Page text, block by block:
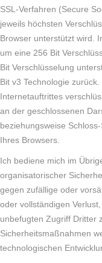
SSL-Verfahren (Secure
jeweils höchsten
Browser unterstützt wird.
um eine 256 Bit
Bit Verschlüsselung
Bit v3 Technologie
Internetauftrittes
an der geschlossenen
beziehungsweise
Ihres Browsers.
Ich bediene mich im
organisatorischer
gegen zufällige oder
oder vollständigen
unbefugten Zugriff Dritter
Sicherheitsmaßnahmen
technologischen